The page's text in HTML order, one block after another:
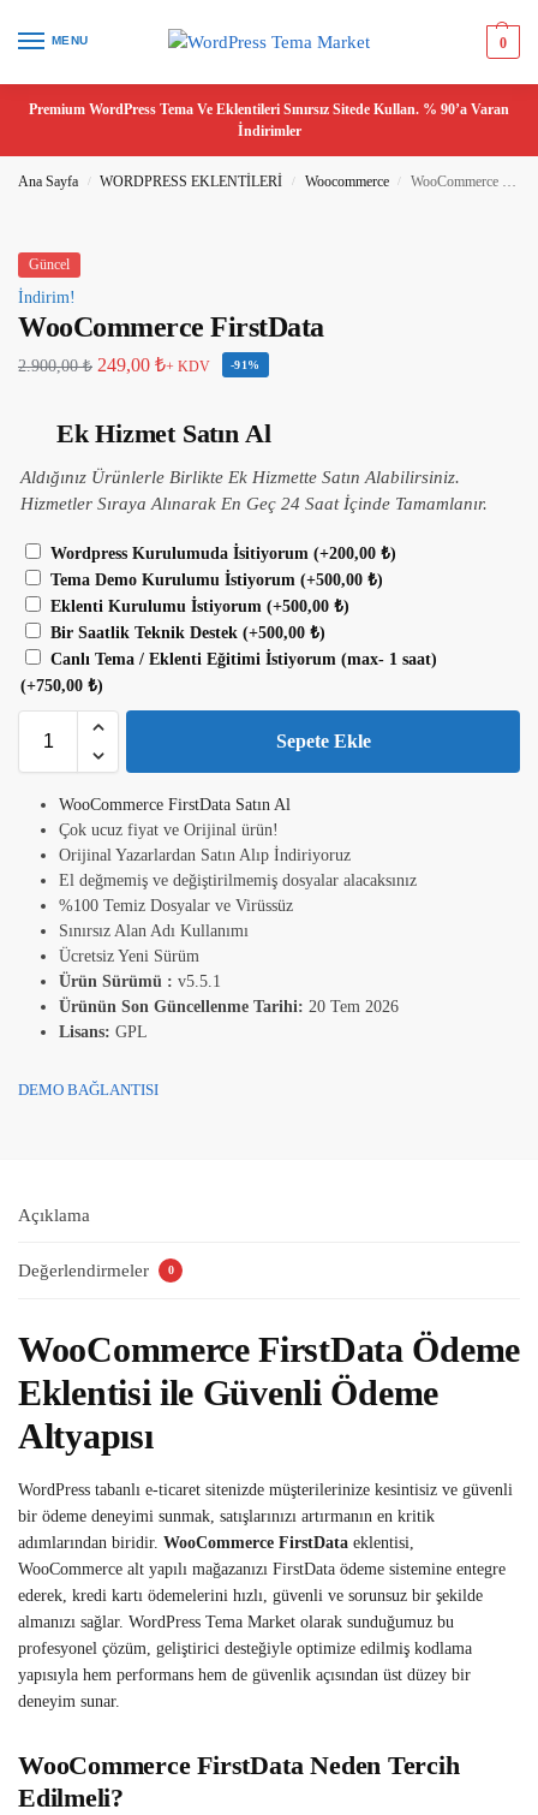
MENU 0
Premium WordPress Tema Ve Eklentileri Sınırsız Sitede Kullan. % 90’a Varan
İndirimler
Ana Sayfa / WORDPRESS EKLENTİLERİ / Woocommerce / WooCommerce FirstData
Güncel
İndirim!
WooCommerce FirstData
2.900,00₺ 249,00 ₺+ KDV -91%
Ek Hizmet Satın Al
Aldığınız Ürünlerle Birlikte Ek Hizmette Satın Alabilirsiniz.
Hizmetler Sıraya Alınarak En Geç 24 Saat İçinde Tamamlanır.
Wordpress Kurulumuda İsitiyorum (+200,00 ₺)
Tema Demo Kurulumu İstiyorum (+500,00 ₺)
Eklenti Kurulumu İstiyorum (+500,00 ₺)
Bir Saatlik Teknik Destek (+500,00 ₺)
Canlı Tema / Eklenti Eğitimi İstiyorum (max- 1 saat)
(+750,00 ₺)
Sepete Ekle
WooCommerce FirstData Satın Al
Çok ucuz fiyat ve Orijinal ürün!
Orijinal Yazarlardan Satın Alıp İndiriyoruz
El değmemiş ve değiştirilmemiş dosyalar alacaksınız
%100 Temiz Dosyalar ve Virüssüz
Sınırsız Alan Adı Kullanımı
Ücretsiz Yeni Sürüm
Ürün Sürümü : v5.5.1
Ürünün Son Güncellenme Tarihi: 20 Tem 2026
Lisans: GPL
DEMO BAĞLANTISI
Açıklama
Değerlendirmeler 0
WooCommerce FirstData Ödeme
Eklentisi ile Güvenli Ödeme
Altyapısı
WordPress tabanlı e-ticaret sitenizde müşterilerinize kesintisiz ve güvenli
bir ödeme deneyimi sunmak, satışlarınızı artırmanın en kritik
adımlarından biridir. WooCommerce FirstData eklentisi,
WooCommerce alt yapılı mağazanızı FirstData ödeme sistemine entegre
ederek, kredi kartı ödemelerini hızlı, güvenli ve sorunsuz bir şekilde
almanızı sağlar. WordPress Tema Market olarak sunduğumuz bu
profesyonel çözüm, geliştirici desteğiyle optimize edilmiş kodlama
yapısıyla hem performans hem de güvenlik açısından üst düzey bir
deneyim sunar.
WooCommerce FirstData Neden Tercih
Edilmeli?